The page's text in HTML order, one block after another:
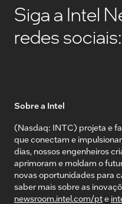
Siga a Intel
redes sociais:
Sobre a Intel
(Nasdaq: INTC) projeta e
que conectam e
dias, nossos engenheiros
aprimoram e moldam o
novas oportunidades para
saber mais sobre as
newsroom.intel.com/pte